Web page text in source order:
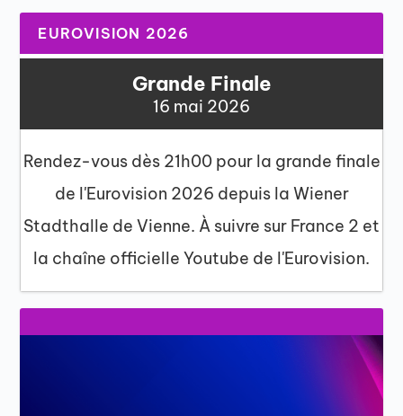
EUROVISION 2026
Grande Finale
16 mai 2026
Rendez-vous dès 21h00 pour la grande finale
de l'Eurovision 2026 depuis la Wiener
Stadthalle de Vienne. À suivre sur France 2 et
la chaîne officielle Youtube de l'Eurovision.